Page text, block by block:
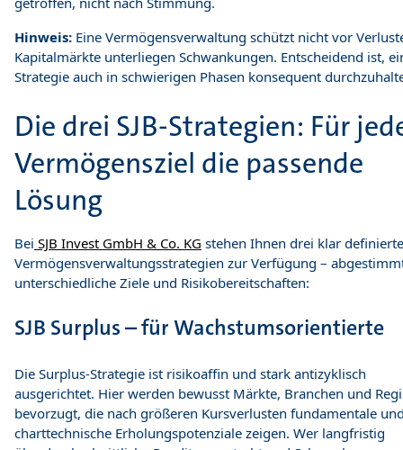
Hinweis: Eine Vermögensverwaltung schützt nicht vor
Kapitalmärkte unterliegen Schwankungen. Entscheidend ist,
Strategie auch in schwierigen Phasen konsequent
Die drei SJB-Strategien: Für
Vermögensziel die passende
Lösung
Bei SJB Invest GmbH & Co. KG stehen Ihnen drei klar definierte
Vermögensverwaltungsstrategien zur Verfügung –
unterschiedliche Ziele und Risikobereitschaften:
SJB Surplus – für Wachstumsorientierte
Die Surplus-Strategie ist risikoaffin und stark antizyklisch
ausgerichtet. Hier werden bewusst Märkte, Branchen und
bevorzugt, die nach größeren Kursverlusten fundamentale
charttechnische Erholungspotenziale zeigen. Wer langfristig